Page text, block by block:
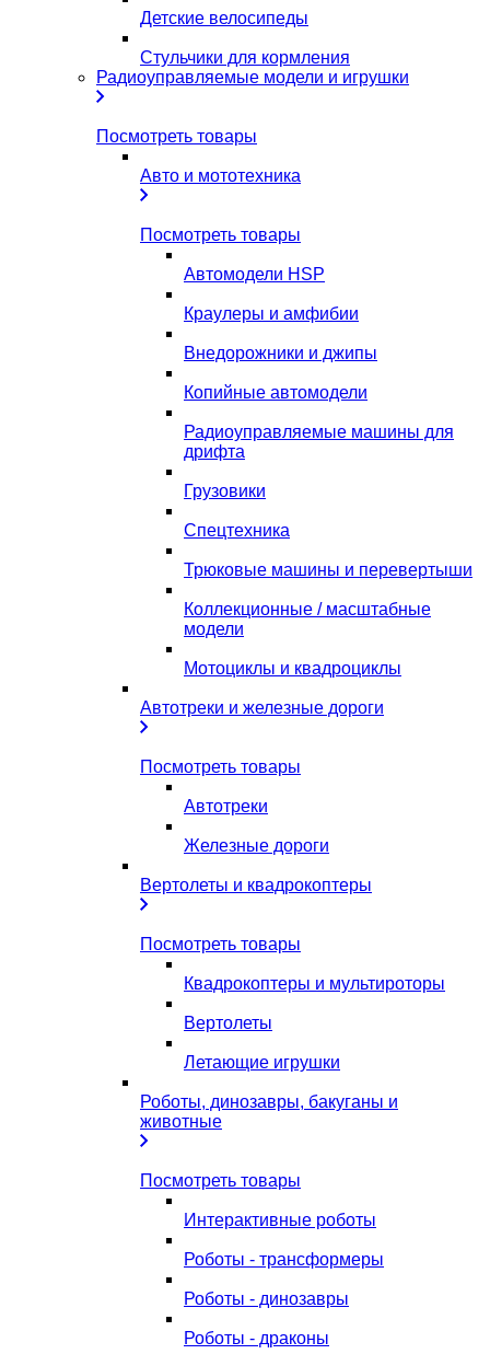
Детские велосипеды
Стульчики для кормления
Радиоуправляемые модели и игрушки
Посмотреть товары
Авто и мототехника
Посмотреть товары
Автомодели HSP
Краулеры и амфибии
Внедорожники и джипы
Копийные автомодели
Радиоуправляемые машины для
дрифта
Грузовики
Спецтехника
Трюковые машины и перевертыши
Коллекционные / масштабные
модели
Мотоциклы и квадроциклы
Автотреки и железные дороги
Посмотреть товары
Автотреки
Железные дороги
Вертолеты и квадрокоптеры
Посмотреть товары
Квадрокоптеры и мультироторы
Вертолеты
Летающие игрушки
Роботы, динозавры, бакуганы и
животные
Посмотреть товары
Интерактивные роботы
Роботы - трансформеры
Роботы - динозавры
Роботы - драконы